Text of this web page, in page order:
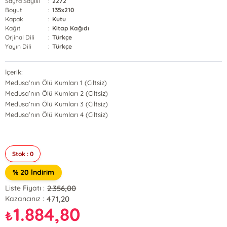
Boyut
: 135x210
Kapak
: Kutu
Kağıt
: Kitap Kağıdı
Orjinal Dili
: Türkçe
Yayın Dili
: Türkçe
İçerik:
Medusa’nın Ölü Kumları 1 (Ciltsiz)
Medusa’nın Ölü Kumları 2 (Ciltsiz)
Medusa’nın Ölü Kumları 3 (Ciltsiz)
Medusa’nın Ölü Kumları 4 (Ciltsiz)
Stok : 0
% 20 İndirim
Liste Fiyatı : 2.356,00
Kazancınız : 471,20
₺1.884,80